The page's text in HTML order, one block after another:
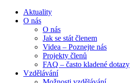
Aktuality
O nás
O nás
Jak se stát členem
Videa – Poznejte nás
Projekty členů
FAQ – často kladené dotazy
Vzdělávání